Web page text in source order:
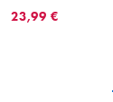
23,99 €